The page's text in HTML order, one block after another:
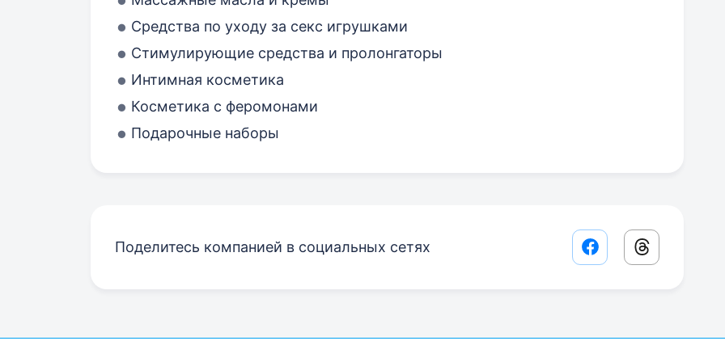
Средства по уходу за секс игрушками
Стимулирующие средства и пролонгаторы
Интимная косметика
Косметика с феромонами
Подарочные наборы
Поделитесь компанией в социальных сетях Facebook share link
Threads